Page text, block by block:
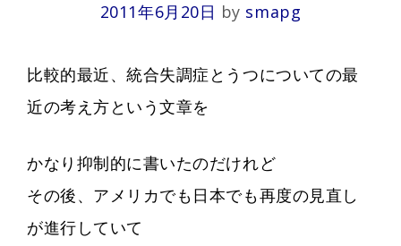
2011年6月20日 by smapg
比較的最近、統合失調症とうつについての最
近の考え方という文章を
かなり抑制的に書いたのだけれど
その後、アメリカでも日本でも再度の見直し
が進行していて